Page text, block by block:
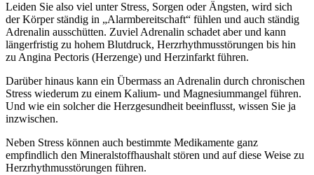
Leiden Sie also viel unter Stress, Sorgen oder Ängsten, wird sich
der Körper ständig in „Alarmbereitschaft“ fühlen und auch ständig
Adrenalin ausschütten. Zuviel Adrenalin schadet aber und kann
längerfristig zu hohem Blutdruck, Herzrhythmusstörungen bis hin
zu Angina Pectoris (Herzenge) und Herzinfarkt führen.
Darüber hinaus kann ein Übermass an Adrenalin durch chronischen
Stress wiederum zu einem Kalium- und Magnesiummangel führen.
Und wie ein solcher die Herzgesundheit beeinflusst, wissen Sie ja
inzwischen.
Neben Stress können auch bestimmte Medikamente ganz
empfindlich den Mineralstoffhaushalt stören und auf diese Weise zu
Herzrhythmusstörungen führen.